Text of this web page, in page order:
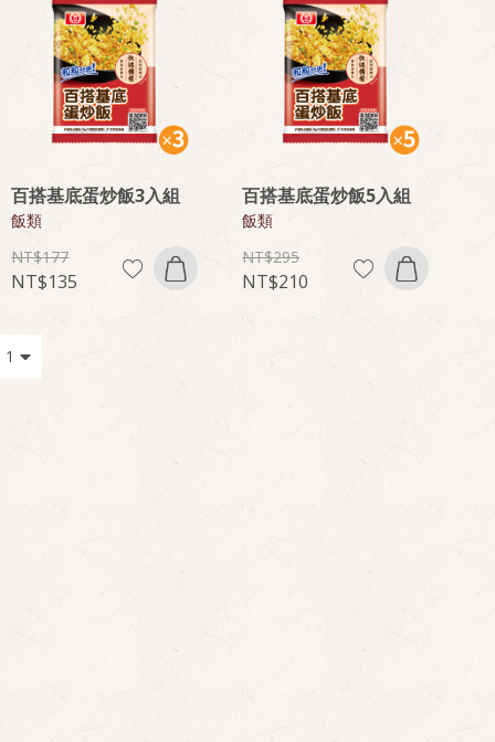
百搭基底蛋炒飯3入組
飯類
177
135
百搭基底蛋炒飯5入組
飯類
295
210